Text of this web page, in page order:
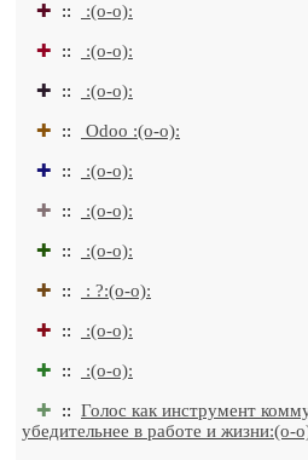
✚ :: :(o-o):
✚ :: :(o-o):
✚ :: :(o-o):
✚ :: Odoo :(o-o):
✚ :: :(o-o):
✚ :: :(o-o):
✚ :: :(o-o):
✚ :: : ?:(o-o):
✚ :: :(o-o):
✚ :: :(o-o):
✚ :: Голос как инструмент
убедительнее в работе и жизни:(o-